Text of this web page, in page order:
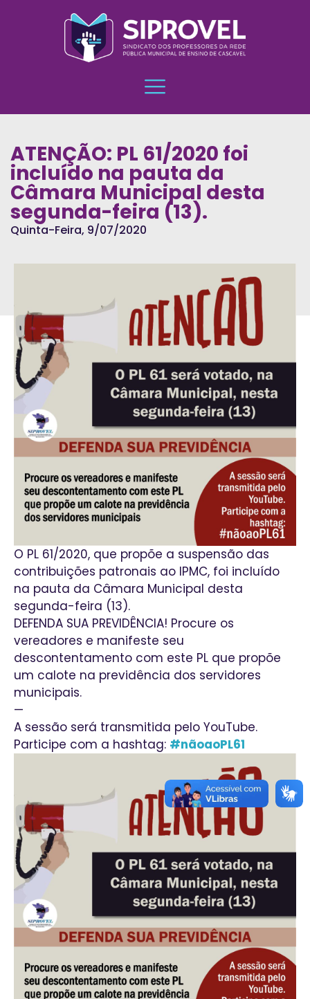
ATENÇÃO: PL 61/2020 foi
incluído na pauta da
Câmara Municipal desta
segunda-feira (13).
Quinta-Feira, 9/07/2020
O PL 61/2020, que propõe a suspensão das
contribuições patronais ao IPMC, foi incluído
na pauta da Câmara Municipal desta
segunda-feira (13).
DEFENDA SUA PREVIDÊNCIA! Procure os
vereadores e manifeste seu
descontentamento com este PL que propõe
um calote na previdência dos servidores
municipais.
—
A sessão será transmitida pelo YouTube.
Participe com a hashtag: #nãoaoPL61